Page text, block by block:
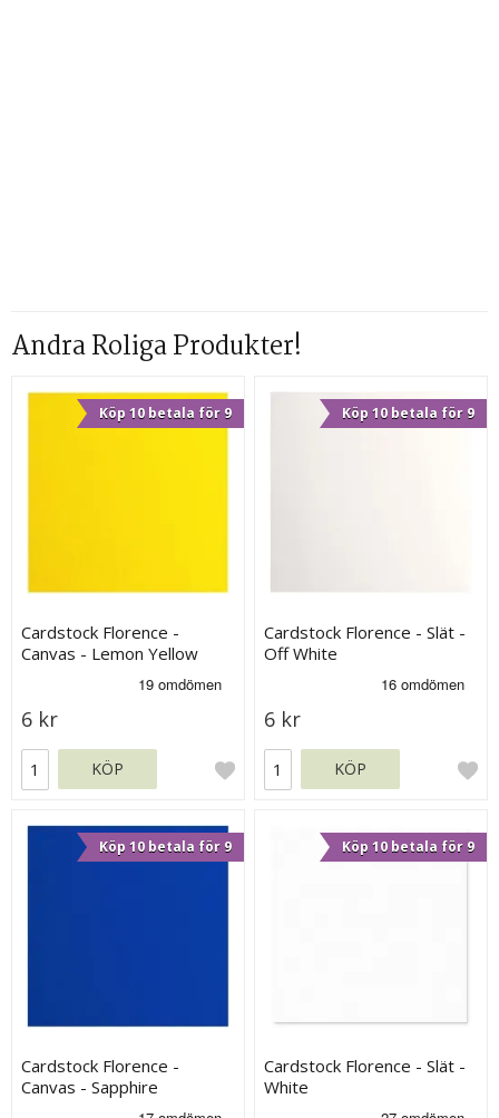
Andra Roliga Produkter!
Köp 10 betala för 9
Cardstock Florence -
Canvas - Lemon Yellow
6 kr
KÖP
Köp 10 betala för 9
Cardstock Florence - Slät -
Off White
6 kr
KÖP
Köp 10 betala för 9
Cardstock Florence -
Canvas - Sapphire
Köp 10 betala för 9
Cardstock Florence - Slät -
White